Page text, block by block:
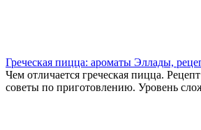
Греческая пицца: ароматы Эллады,
Чем отличается греческая пицца.
советы по приготовлению. Уровень